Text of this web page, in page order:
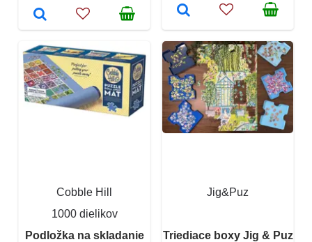
Cobble Hill
1000 dielikov
Podložka na skladanie
Jig&Puz
Triediace boxy Jig & Puz